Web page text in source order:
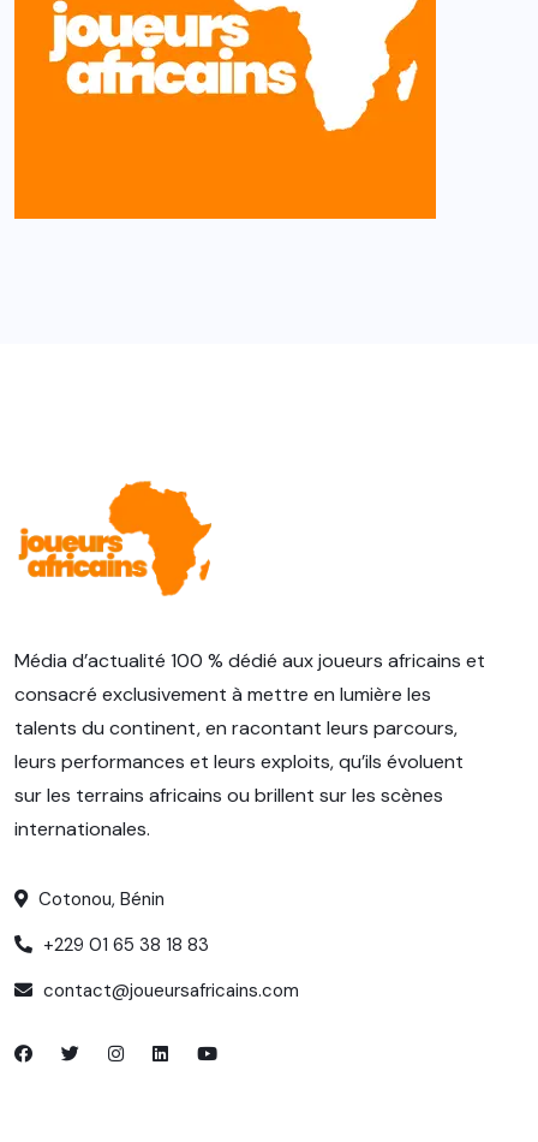
Média d’actualité 100 % dédié aux joueurs africains et
consacré exclusivement à mettre en lumière les
talents du continent, en racontant leurs parcours,
leurs performances et leurs exploits, qu’ils évoluent
sur les terrains africains ou brillent sur les scènes
internationales.
Cotonou, Bénin
+229 01 65 38 18 83
contact@joueursafricains.com